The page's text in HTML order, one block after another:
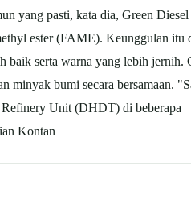
yang pasti, kata dia, Green Diesel
ester (FAME). Keunggulan itu
baik serta warna yang lebih jernih.
minyak bumi secara bersamaan.
Unit (DHDT) di beberapa
Kontan